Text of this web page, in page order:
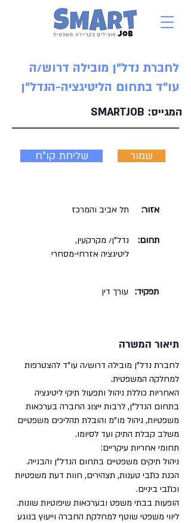
לחברת נדל"ן מובילה דרוש/ה
עו"ד בתחום הליטיגציה-הנדל"ן
SMARTJOB המגייס:
שליחת קו"ח שמור
תל אביב והמרכז אזור:
נדל"ן/ מקרקעין,
ליטיגציה אזרחי-מסחרי
תחום:
עורך דין תפקיד:
תיאור המשרה
לחברת נדל"ן מובילה דרוש/ה עו"ד להצטרפות
למחלקה המשפטית.
האחריות כוללת ניהול ותפעול תיקי ליטיגציה
בתחום הנדל"ן, לרבות ייצוג החברה בערכאות
משפטיות, ניהול מו"מ והובלת תהליכים משפטיים
משלב קבלת התיק ועד לסיומו.
תחומי אחריות עיקריים:
ניהול תיקים משפטיים בתחום הנדל"ן והבנייה.
הכנת כתבי טענות, תצהירים, חוות דעת משפטיות
וכתבי ביניים.
הופעות בבתי משפט ובערכאות שיפוטיות שונות.
ליווי משפטי שוטף למחלקת החברה וייעוץ בנוגע